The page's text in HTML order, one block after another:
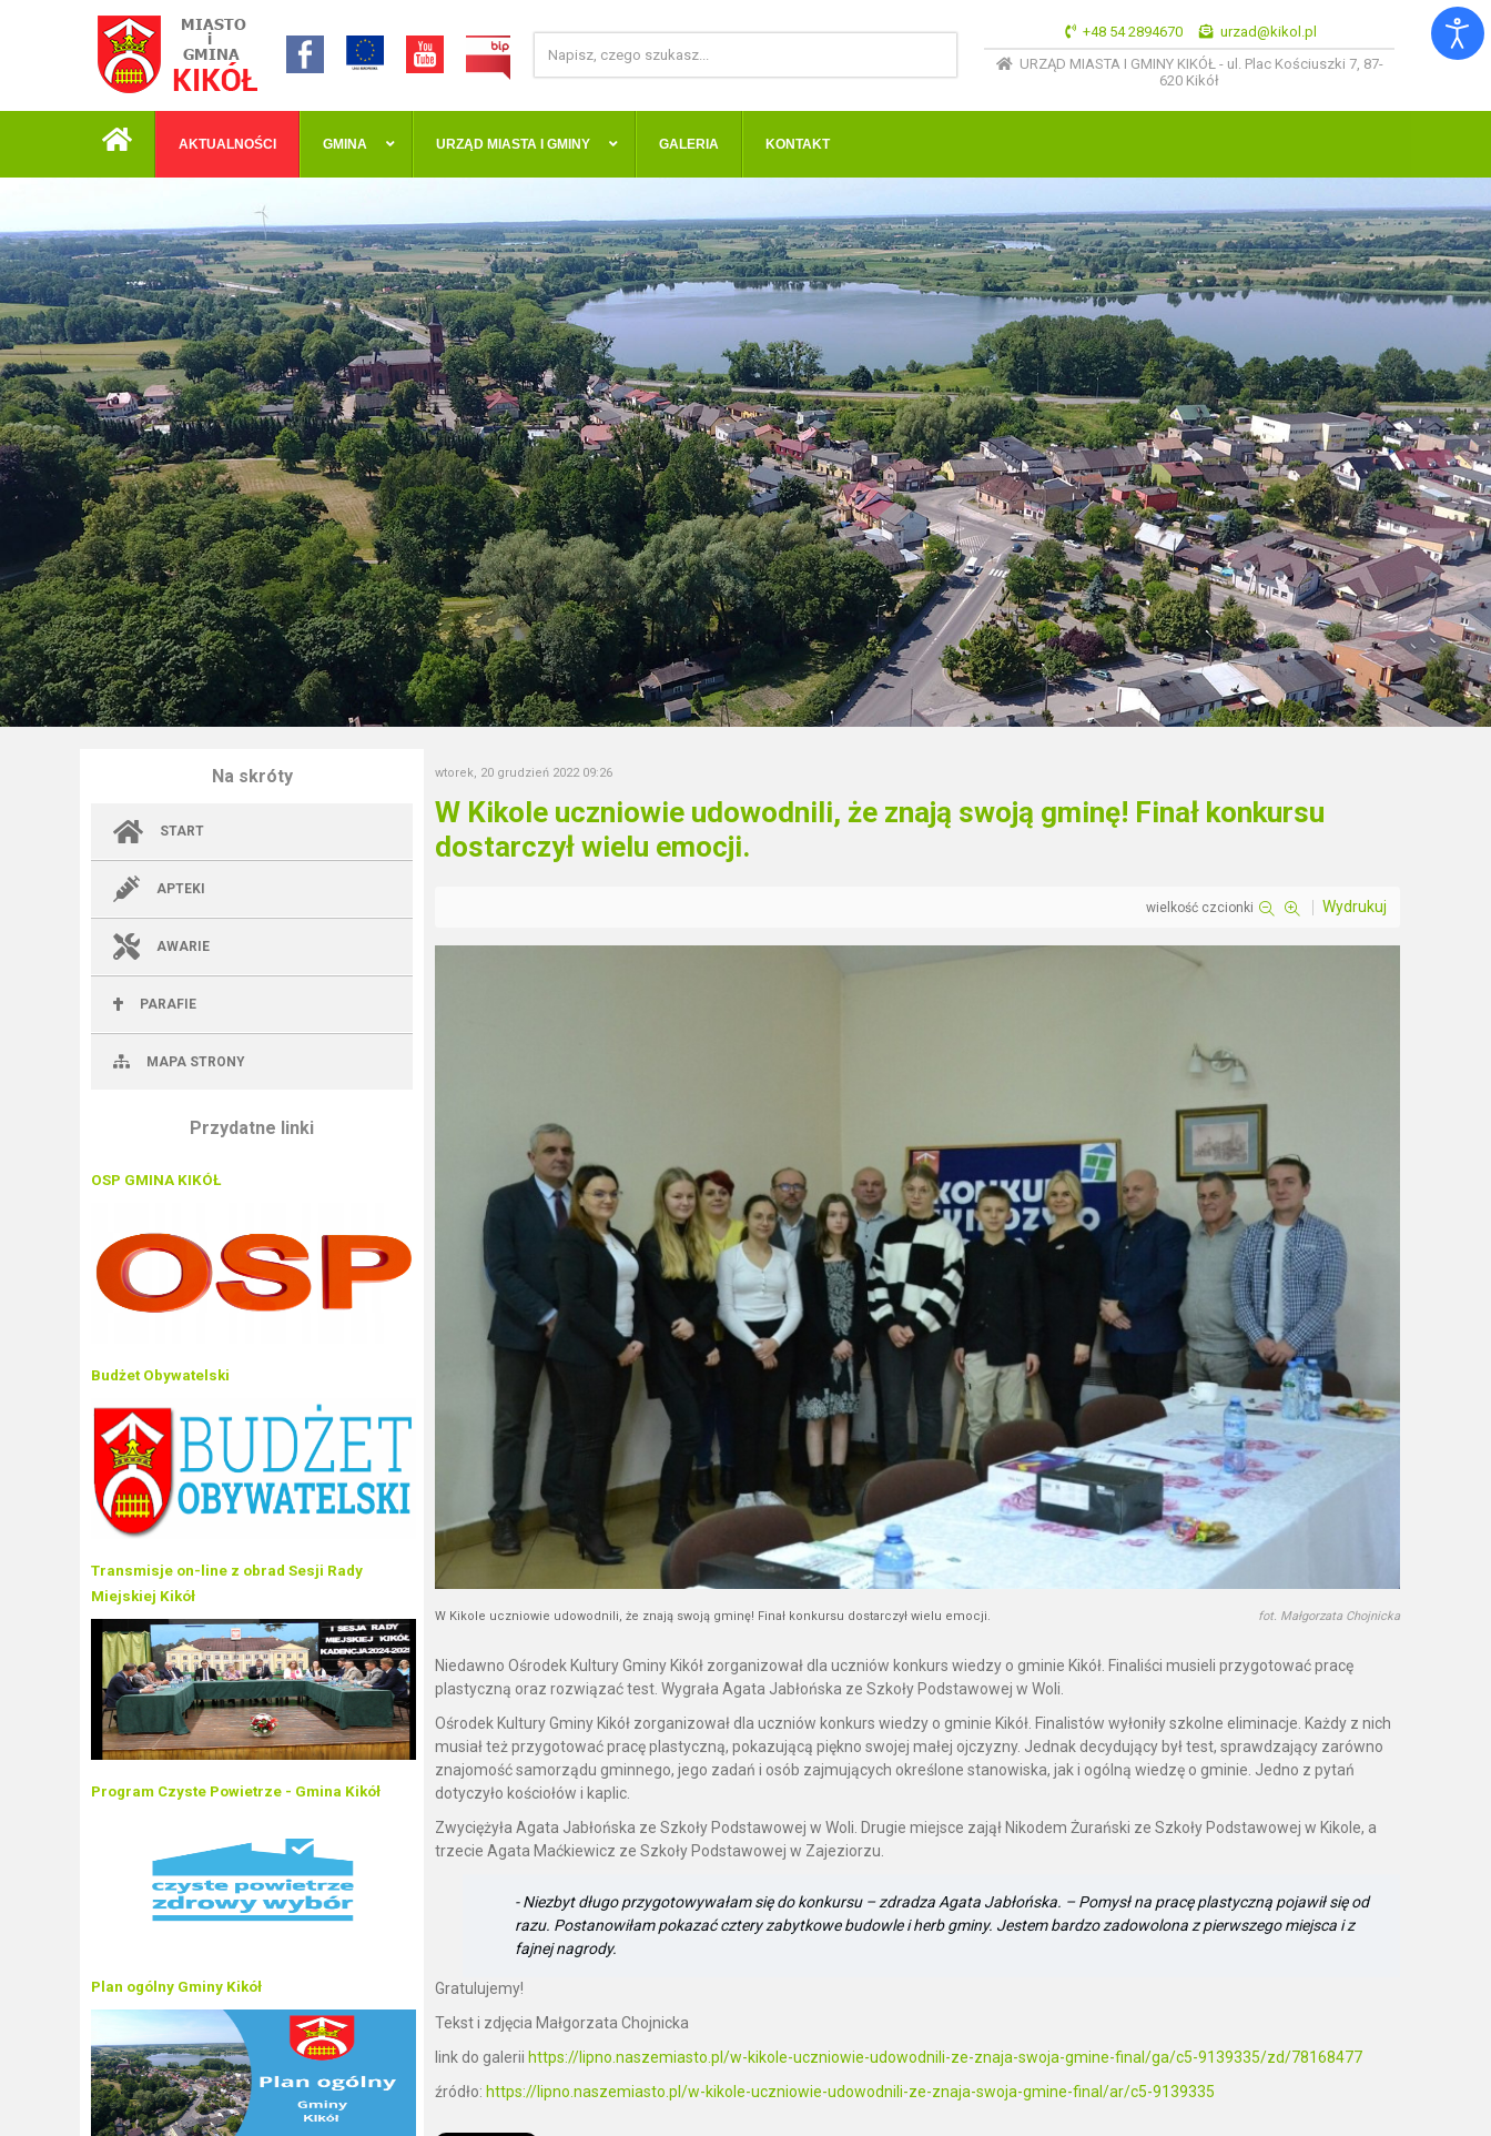
+48 54 2894670
urzad@kikol.pl
URZĄD MIASTA I GMINY KIKÓŁ - ul. Plac Kościuszki 7, 87-
620 Kikół
AKTUALNOŚCI GMINA URZĄD MIASTA I GMINY GALERIA KONTAKT
Na skróty
START
APTEKI
AWARIE
PARAFIE
MAPA STRONY
Przydatne linki
OSP GMINA KIKÓŁ
Budżet Obywatelski
Transmisje on-line z obrad Sesji Rady
Miejskiej Kikół
Program Czyste Powietrze - Gmina Kikół
Plan ogólny Gminy Kikół
wtorek, 20 grudzień 2022 09:26
W Kikole uczniowie udowodnili, że znają swoją gminę! Finał konkursu
dostarczył wielu emocji.
wielkość czcionki Wydrukuj
W Kikole uczniowie udowodnili, że znają swoją gminę! Finał konkursu dostarczył wielu emocji. fot. Małgorzata Chojnicka
Niedawno Ośrodek Kultury Gminy Kikół zorganizował dla uczniów konkurs wiedzy o gminie Kikół. Finaliści musieli przygotować pracę
plastyczną oraz rozwiązać test. Wygrała Agata Jabłońska ze Szkoły Podstawowej w Woli.
Ośrodek Kultury Gminy Kikół zorganizował dla uczniów konkurs wiedzy o gminie Kikół. Finalistów wyłoniły szkolne eliminacje. Każdy z nich
musiał też przygotować pracę plastyczną, pokazującą piękno swojej małej ojczyzny. Jednak decydujący był test, sprawdzający zarówno
znajomość samorządu gminnego, jego zadań i osób zajmujących określone stanowiska, jak i ogólną wiedzę o gminie. Jedno z pytań
dotyczyło kościołów i kaplic.
Zwyciężyła Agata Jabłońska ze Szkoły Podstawowej w Woli. Drugie miejsce zajął Nikodem Żurański ze Szkoły Podstawowej w Kikole, a
trzecie Agata Maćkiewicz ze Szkoły Podstawowej w Zajeziorzu.
- Niezbyt długo przygotowywałam się do konkursu – zdradza Agata Jabłońska. – Pomysł na pracę plastyczną pojawił się od
razu. Postanowiłam pokazać cztery zabytkowe budowle i herb gminy. Jestem bardzo zadowolona z pierwszego miejsca i z
fajnej nagrody.
Gratulujemy!
Tekst i zdjęcia Małgorzata Chojnicka
link do galerii https://lipno.naszemiasto.pl/w-kikole-uczniowie-udowodnili-ze-znaja-swoja-gmine-final/ga/c5-9139335/zd/78168477
źródło: https://lipno.naszemiasto.pl/w-kikole-uczniowie-udowodnili-ze-znaja-swoja-gmine-final/ar/c5-9139335